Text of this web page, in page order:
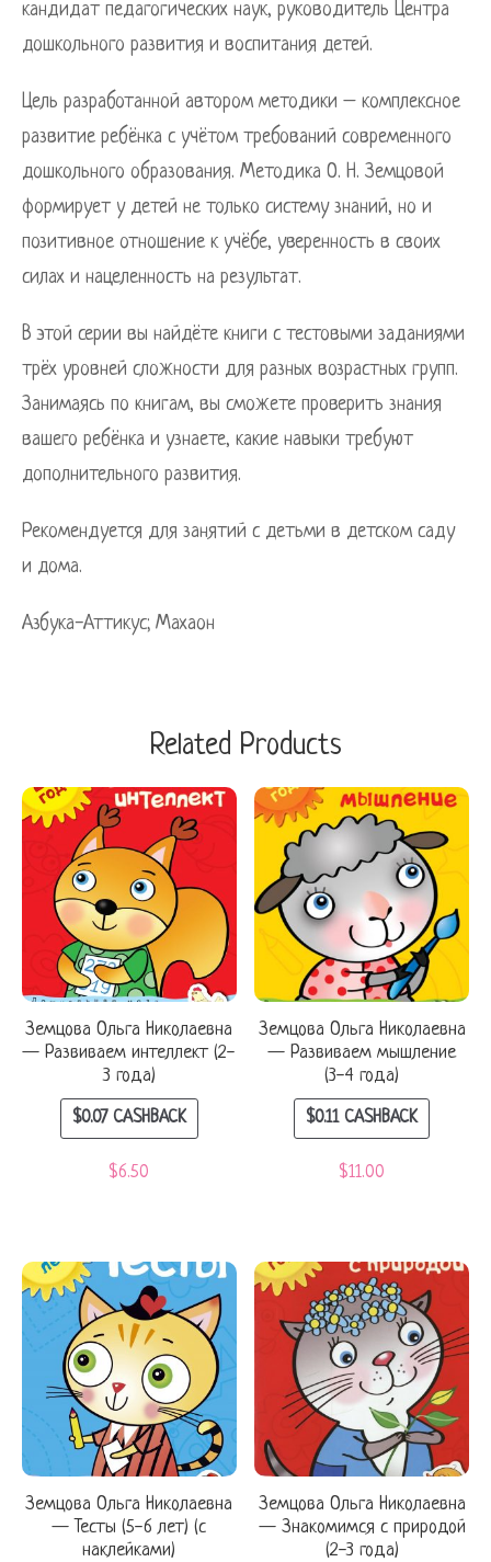
кандидат педагогических наук, руководитель Центра
дошкольного развития и воспитания детей.
Цель разработанной автором методики – комплексное
развитие ребёнка с учётом требований современного
дошкольного образования. Методика О. Н. Земцовой
формирует у детей не только систему знаний, но и
позитивное отношение к учёбе, уверенность в своих
силах и нацеленность на результат.
В этой серии вы найдёте книги с тестовыми заданиями
трёх уровней сложности для разных возрастных групп.
Занимаясь по книгам, вы сможете проверить знания
вашего ребёнка и узнаете, какие навыки требуют
дополнительного развития.
Рекомендуется для занятий с детьми в детском саду
и дома.
Азбука-Аттикус; Махаон
Related Products
Земцова Ольга Николаевна
— Развиваем интеллект (2-
3 года)
$0.07CASHBACK
$6.50
Земцова Ольга Николаевна
— Развиваем мышление
(3-4 года)
$0.11CASHBACK
$11.00
Земцова Ольга Николаевна
— Тесты (5-6 лет) (с
наклейками)
Земцова Ольга Николаевна
— Знакомимся с природой
(2-3 года)